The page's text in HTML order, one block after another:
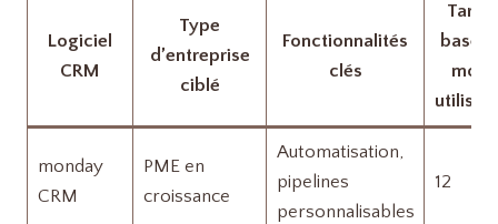
Logiciel
CRM
Type
d’entreprise
ciblé
Fonctionnalités
clés
Tarif
base
mois
monday
CRM
PME en
croissance
Automatisation,
pipelines
personnalisables
12